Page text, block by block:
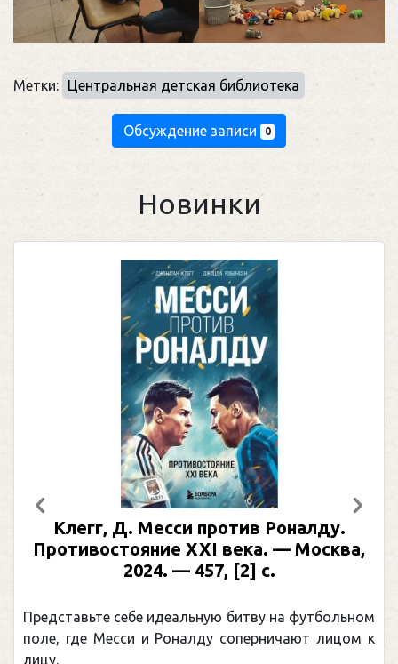
Метки: Центральная детская библиотека
Обсуждение записи 0
Новинки
Клегг, Д. Месси против Роналду.
Противостояние XXI века. — Москва,
2024. — 457, [2] с.
Представьте себе идеальную битву на футбольном
поле, где Месси и Роналду соперничают лицом к
лицу.
Предыдущий